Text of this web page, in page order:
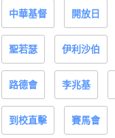
中華基督 開放日
聖若瑟 伊利沙伯
路德會 李兆基
到校直擊 賽馬會